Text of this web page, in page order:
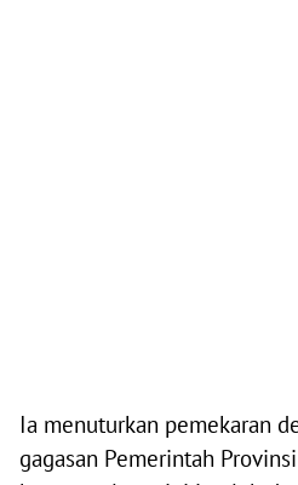
Ia menuturkan pemekaran
gagasan Pemerintah